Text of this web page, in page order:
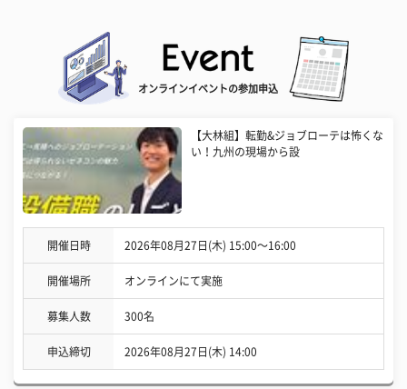
オンラインイベントの参加申込
【大林組】転勤&ジョブローテは怖くな
い！九州の現場から設
開催日時 2026年08月27日(木) 15:00〜16:00
開催場所 オンラインにて実施
募集人数 300名
申込締切 2026年08月27日(木) 14:00